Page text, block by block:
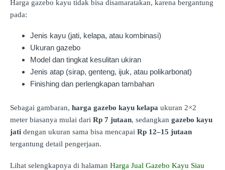
Harga gazebo kayu tidak bisa disamaratakan, karena bergantung
pada:
Jenis kayu (jati, kelapa, atau kombinasi)
Ukuran gazebo
Model dan tingkat kesulitan ukiran
Jenis atap (sirap, genteng, ijuk, atau polikarbonat)
Finishing dan perlengkapan tambahan
Sebagai gambaran, harga gazebo kayu kelapa ukuran 2×2
meter biasanya mulai dari Rp 7 jutaan, sedangkan gazebo kayu
jati dengan ukuran sama bisa mencapai Rp 12–15 jutaan
tergantung detail pengerjaan.
Lihat selengkapnya di halaman Harga Jual Gazebo Kayu Siau